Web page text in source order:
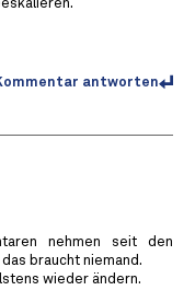
antworten
nehmen seit den
braucht niemand.
wieder ändern.